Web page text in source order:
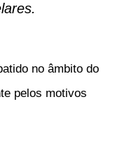
no âmbito do
pelos motivos